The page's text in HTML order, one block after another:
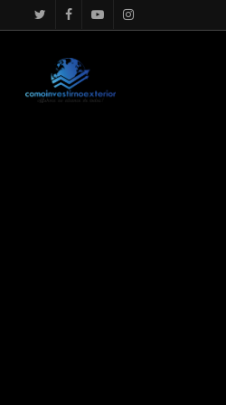
google.com, pub-